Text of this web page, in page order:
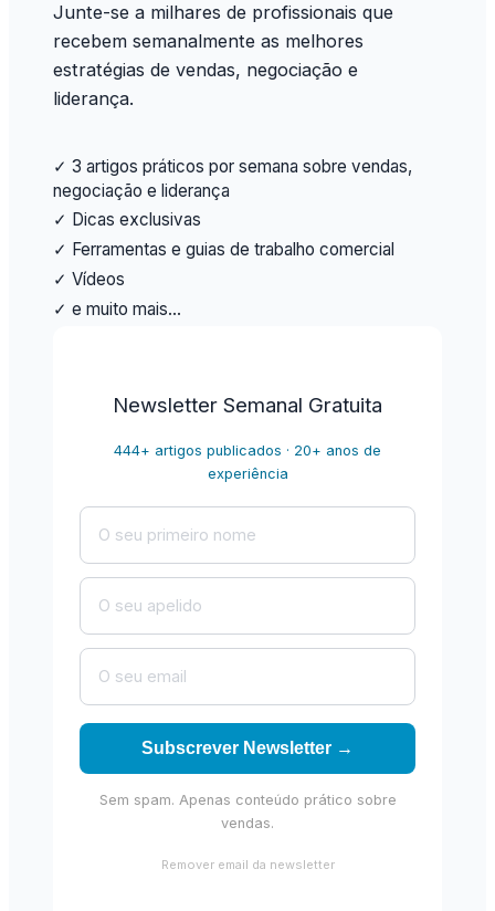
Junte-se a milhares de profissionais que
recebem semanalmente as melhores
estratégias de vendas, negociação e
liderança.
✓ 3 artigos práticos por semana sobre vendas,
negociação e liderança
✓ Dicas exclusivas
✓ Ferramentas e guias de trabalho comercial
✓ Vídeos
✓ e muito mais…
Newsletter Semanal Gratuita
444+ artigos publicados · 20+ anos de
experiência
Subscrever Newsletter →
Sem spam. Apenas conteúdo prático sobre
vendas.
Remover email da newsletter